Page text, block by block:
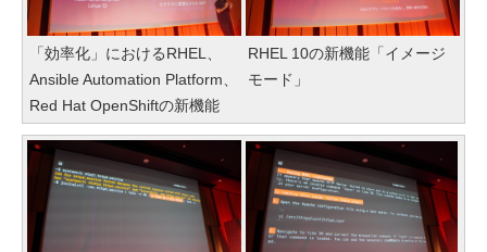
「効率化」におけるRHEL、
Ansible Automation Platform、
Red Hat OpenShiftの新機能
RHEL 10の新機能「イメージ
モード」